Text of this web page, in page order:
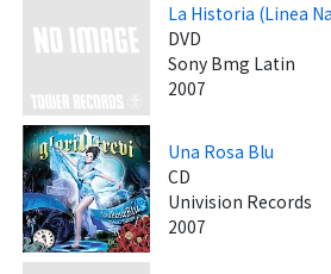
La Historia (Linea
DVD
Sony Bmg Latin
2007
Una Rosa Blu
CD
Univision Records
2007